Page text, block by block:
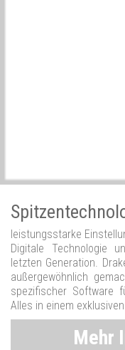
leistungsstarke
Digitale Technologie
letzten Generation.
außergewöhnlich
spezifischer Software
Alles in einem exklusiven
Mehr